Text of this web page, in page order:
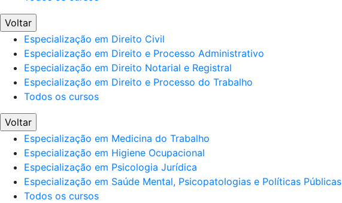
Voltar
Especialização em Direito Civil
Especialização em Direito e Processo Administrativo
Especialização em Direito Notarial e Registral
Especialização em Direito e Processo do Trabalho
Todos os cursos
Voltar
Especialização em Medicina do Trabalho
Especialização em Higiene Ocupacional
Especialização em Psicologia Jurídica
Especialização em Saúde Mental, Psicopatologias e Políticas Públicas
Todos os cursos